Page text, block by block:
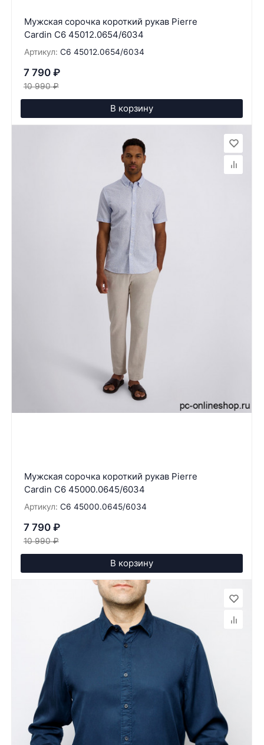
Мужская сорочка короткий рукав Pierre
Cardin C6 45012.0654/6034
Артикул: C6 45012.0654/6034
7 790 ₽
10 990 ₽
В корзину
Мужская сорочка короткий рукав Pierre
Cardin C6 45000.0645/6034
Артикул: C6 45000.0645/6034
7 790 ₽
10 990 ₽
В корзину